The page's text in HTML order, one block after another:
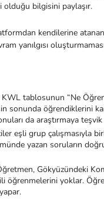
olduğu bilgisini paylaşır.
kendilerine atanan
yanılgısı
tablosunun “Ne
sonunda öğrendiklerini
da araştırmaya teşvik
eşli grup çalışmasıyla
yazan soruların
Gökyüzündeki
öğrenmelerini yoklar.